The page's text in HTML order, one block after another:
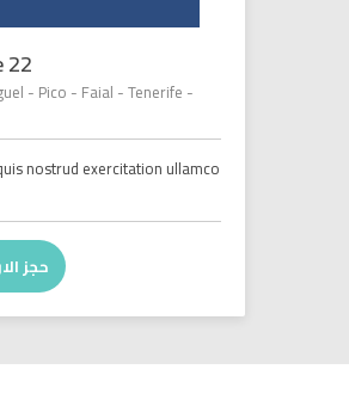
22 Days Atlantic cruise
- Pico - Faial - Tenerife -
nostrud exercitation ullamco
حجز